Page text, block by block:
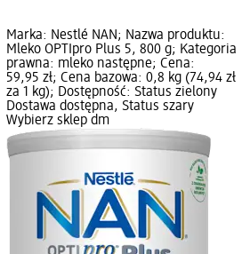
Marka: Nestlé NAN; Nazwa produktu:
Mleko OPTIpro Plus 5, 800 g; Kategoria
prawna: mleko następne; Cena:
59,95 zł; Cena bazowa: 0,8 kg (74,94 zł
za 1 kg); Dostępność: Status zielony
Dostawa dostępna, Status szary
Wybierz sklep dm